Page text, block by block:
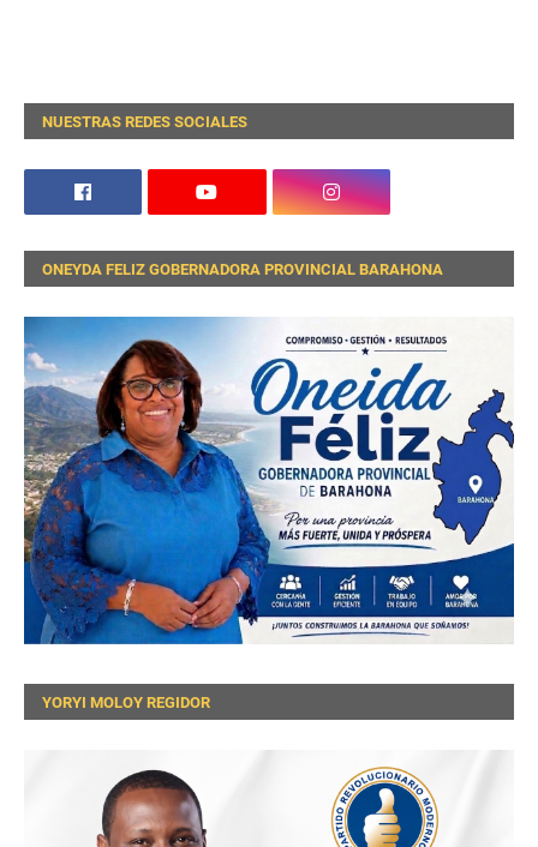
NUESTRAS REDES SOCIALES
ONEYDA FELIZ GOBERNADORA PROVINCIAL BARAHONA
YORYI MOLOY REGIDOR